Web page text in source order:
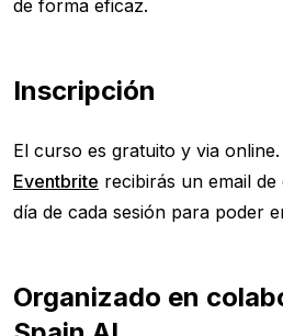
de forma eficaz.
Inscripción
El curso es gratuito y via
Eventbrite recibirás un email
día de cada sesión para poder
Organizado en